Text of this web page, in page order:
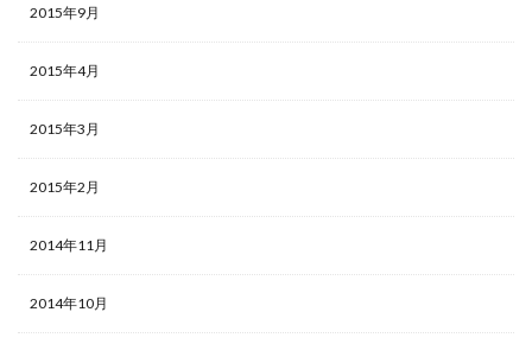
2015年9月
2015年4月
2015年3月
2015年2月
2014年11月
2014年10月